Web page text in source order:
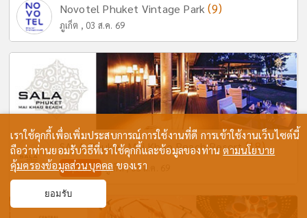
Novotel Phuket Vintage Park(9)
ภูเก็ต , 03 ส.ค. 69
SALA Phuket Mai Khao Beach Resort(18)
Update ภูเก็ต , 05 ส.ค. 69
เราใช้คุกกี้เพื่อเพิ่มประสบการณ์การใช้งานที่ดี การเข้าใช้งานเว็บไซต์นี้
ถือว่าท่านยอมรับวิธีที่เราใช้คุกกี้และข้อมูลของท่านตามนโยบาย
คุ้มครองข้อมูลส่วนบุคคล ของเรา
ยอมรับ